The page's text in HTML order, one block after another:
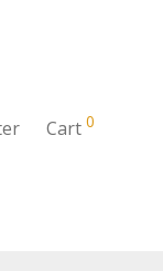
Cart 0